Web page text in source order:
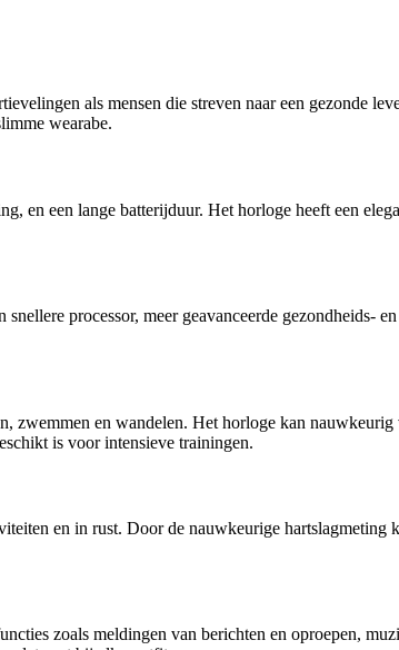
als mensen die streven naar een gezonde
wearabe.
en een lange batterijduur. Het horloge heeft een
processor, meer geavanceerde gezondheids-
zwemmen en wandelen. Het horloge kan
is voor intensieve trainingen.
en in rust. Door de nauwkeurige
zoals meldingen van berichten en oproepen,